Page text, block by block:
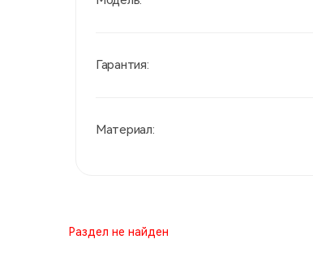
Гарантия:
Материал:
Раздел не найден